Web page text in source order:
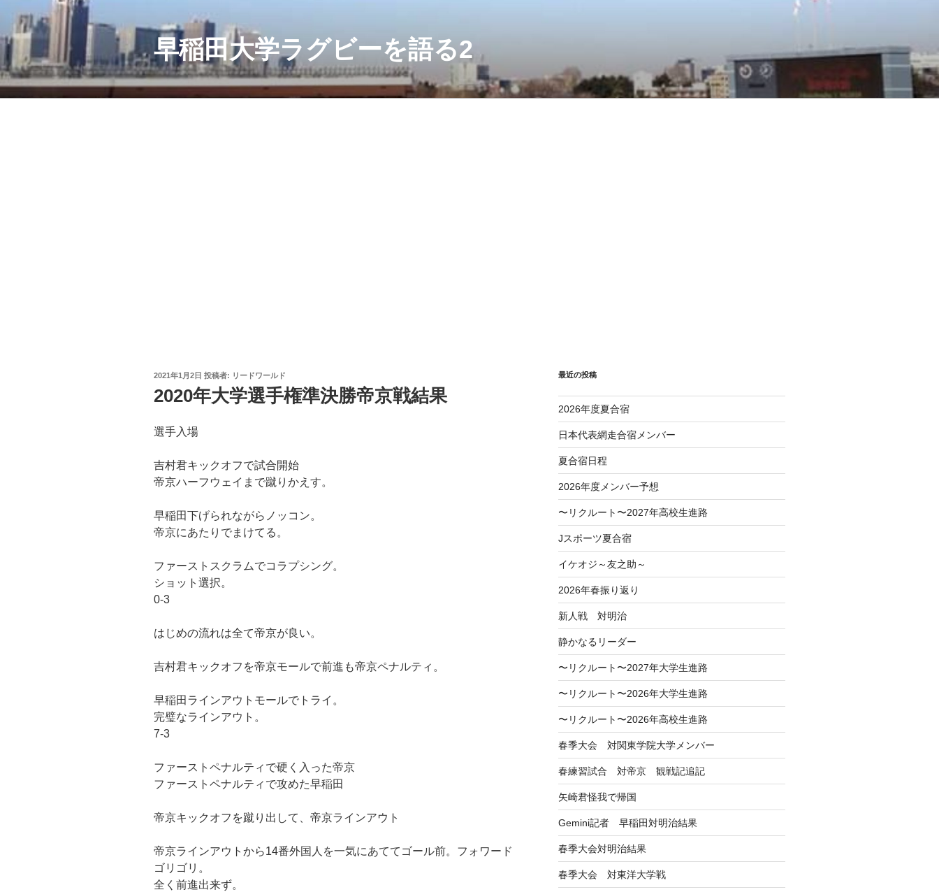
テ
ン
ツ
へ
早稲田大学ラグビーを語る2
投
日:
2021年1月2日 投稿者: リードワールド
2020年大学選手権準決勝帝京戦結果
選手入場
吉村君キックオフで試合開始
帝京ハーフウェイまで蹴りかえす。
早稲田下げられながらノッコン。
帝京にあたりでまけてる。
ファーストスクラムでコラプシング。
ショット選択。
0-3
はじめの流れは全て帝京が良い。
吉村君キックオフを帝京モールで前進も帝京ペナルティ。
早稲田ラインアウトモールでトライ。
完璧なラインアウト。
7-3
ファーストペナルティで硬く入った帝京
ファーストペナルティで攻めた早稲田
帝京キックオフを蹴り出して、帝京ラインアウト
帝京ラインアウトから14番外国人を一気にあててゴール前。フォワード
ゴリゴリ。
全く前進出来ず。
最近の投稿
2026年度夏合宿
日本代表網走合宿メンバー
夏合宿日程
2026年度メンバー予想
〜リクルート〜2027年高校生進路
Jスポーツ夏合宿
イケオジ～友之助～
2026年春振り返り
新人戦 対明治
静かなるリーダー
〜リクルート〜2027年大学生進路
〜リクルート〜2026年大学生進路
〜リクルート〜2026年高校生進路
春季大会 対関東学院大学メンバー
春練習試合 対帝京 観戦記追記
矢崎君怪我で帰国
Gemini記者 早稲田対明治結果
春季大会対明治結果
春季大会 対東洋大学戦